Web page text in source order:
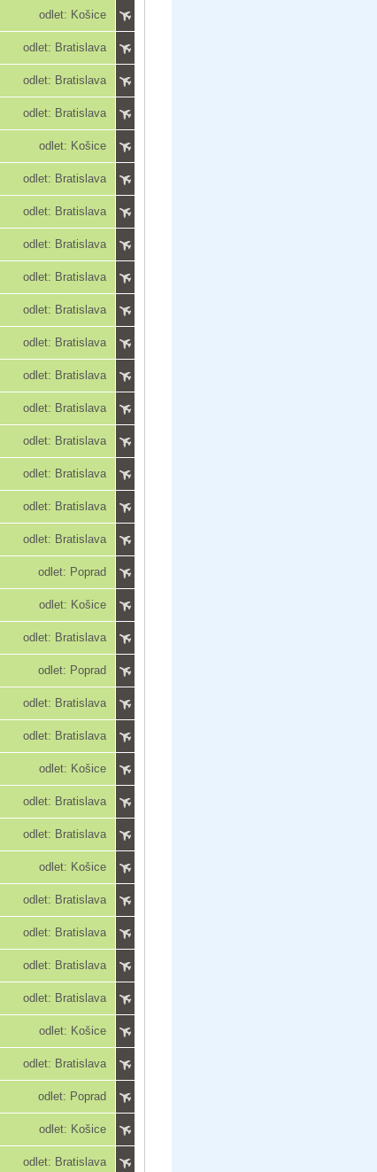
odlet: Košice
odlet: Bratislava
odlet: Bratislava
odlet: Bratislava
odlet: Košice
odlet: Bratislava
odlet: Bratislava
odlet: Bratislava
odlet: Bratislava
odlet: Bratislava
odlet: Bratislava
odlet: Bratislava
odlet: Bratislava
odlet: Bratislava
odlet: Bratislava
odlet: Bratislava
odlet: Bratislava
odlet: Poprad
odlet: Košice
odlet: Bratislava
odlet: Poprad
odlet: Bratislava
odlet: Bratislava
odlet: Košice
odlet: Bratislava
odlet: Bratislava
odlet: Košice
odlet: Bratislava
odlet: Bratislava
odlet: Bratislava
odlet: Bratislava
odlet: Košice
odlet: Bratislava
odlet: Poprad
odlet: Košice
odlet: Bratislava